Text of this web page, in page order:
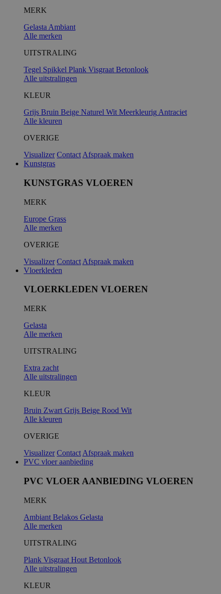
MERK
Gelasta Ambiant
Alle merken
UITSTRALING
Tegel Spikkel Plank Visgraat Betonlook
Alle uitstralingen
KLEUR
Grijs Bruin Beige Naturel Wit Meerkleurig Antraciet
Alle kleuren
OVERIGE
Visualizer Contact Afspraak maken
Kunstgras
KUNSTGRAS VLOEREN
MERK
Europe Grass
Alle merken
OVERIGE
Visualizer Contact Afspraak maken
Vloerkleden
VLOERKLEDEN VLOEREN
MERK
Gelasta
Alle merken
UITSTRALING
Extra zacht
Alle uitstralingen
KLEUR
Bruin Zwart Grijs Beige Rood Wit
Alle kleuren
OVERIGE
Visualizer Contact Afspraak maken
PVC vloer aanbieding
PVC VLOER AANBIEDING VLOEREN
MERK
Ambiant Belakos Gelasta
Alle merken
UITSTRALING
Plank Visgraat Hout Betonlook
Alle uitstralingen
KLEUR